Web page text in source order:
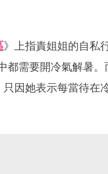
》上指責姐姐的自私
都需要開冷氣解暑
因她表示每當待在